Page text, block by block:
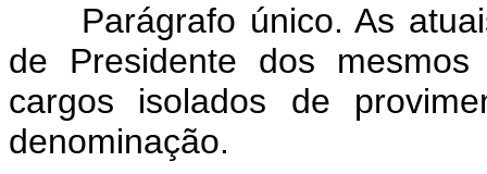
Parágrafo único. As
de Presidente dos
cargos isolados de
denominação.